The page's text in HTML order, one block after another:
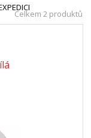
Celkem 2 produktů